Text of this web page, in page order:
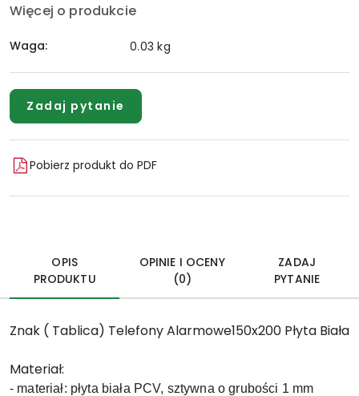
Więcej o produkcie
Waga: 0.03 kg
Zadaj pytanie
Pobierz produkt do PDF
OPIS
PRODUKTU
OPINIE I OCENY
(0)
ZADAJ
PYTANIE
Znak ( Tablica) Telefony Alarmowe150x200 Płyta Biała
Materiał:
- materiał: płyta biała PCV, sztywna o grubości 1 mm